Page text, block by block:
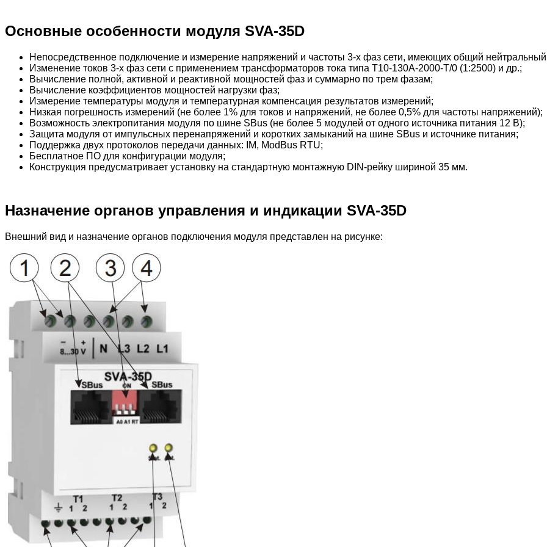
Основные особенности модуля SVA-35D
Непосредственное подключение и измерение напряжений и частоты 3-х фаз сети, имеющих общий
Изменение токов 3-х фаз сети с применением трансформаторов тока типа Т10-130А-2000-Т/0 (1:2500) и др.;
Вычисление полной, активной и реактивной мощностей фаз и суммарно по трем фазам;
Вычисление коэффициентов мощностей нагрузки фаз;
Измерение температуры модуля и температурная компенсация результатов измерений;
Низкая погрешность измерений (не более 1% для токов и напряжений, не более 0,5% для частоты напряжений);
Возможность электропитания модуля по шине SBus (не более 5 модулей от одного источника питания 12 В);
Защита модуля от импульсных перенапряжений и коротких замыканий на шине SBus и источнике питания;
Поддержка двух протоколов передачи данных: IM, ModBus RTU;
Бесплатное ПО для конфигурации модуля;
Конструкция предусматривает установку на стандартную монтажную DIN-рейку шириной 35 мм.
Назначение органов управления и индикации SVA-35D
Внешний вид и назначение органов подключения модуля представлен на рисунке: